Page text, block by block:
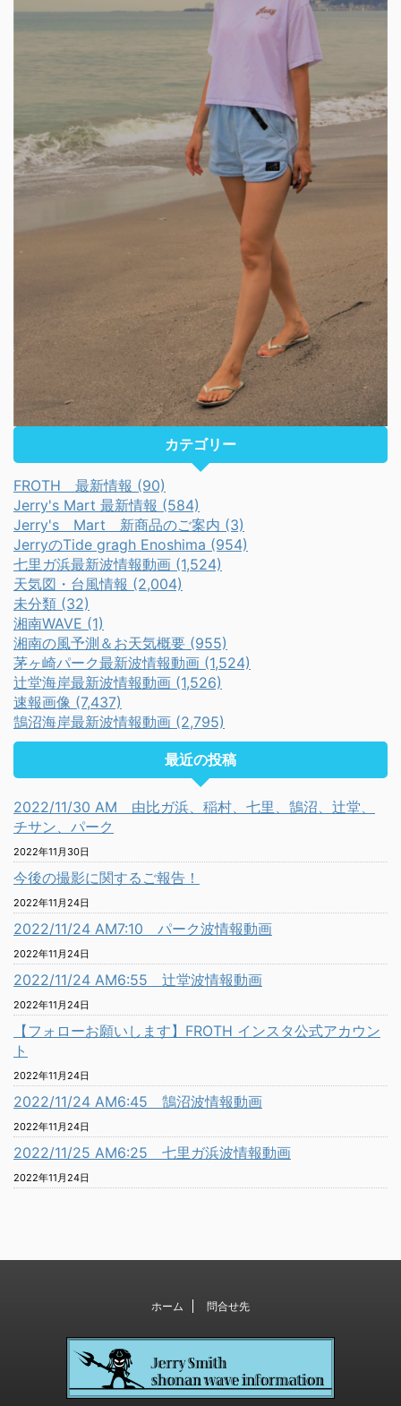
カテゴリー
FROTH 最新情報 (90)
Jerry's Mart 最新情報 (584)
Jerry's Mart 新商品のご案内 (3)
JerryのTide gragh Enoshima (954)
七里ガ浜最新波情報動画 (1,524)
天気図・台風情報 (2,004)
未分類 (32)
湘南WAVE (1)
湘南の風予測＆お天気概要 (955)
茅ヶ崎パーク最新波情報動画 (1,524)
辻堂海岸最新波情報動画 (1,526)
速報画像 (7,437)
鵠沼海岸最新波情報動画 (2,795)
最近の投稿
2022/11/30 AM 由比ガ浜、稲村、七里、鵠沼、辻堂、
チサン、パーク
2022年11月30日
今後の撮影に関するご報告！
2022年11月24日
2022/11/24 AM7:10 パーク波情報動画
2022年11月24日
2022/11/24 AM6:55 辻堂波情報動画
2022年11月24日
【フォローお願いします】FROTH インスタ公式アカウン
ト
2022年11月24日
2022/11/24 AM6:45 鵠沼波情報動画
2022年11月24日
2022/11/25 AM6:25 七里ガ浜波情報動画
2022年11月24日
ホーム 問合せ先